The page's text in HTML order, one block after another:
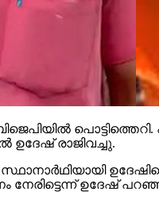
പൊട്ടിത്തെറി.
ഉദേഷ് രാജിവച്ചു.
നേരിട്ടെന്ന് ഉദേഷ്